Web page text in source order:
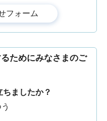
ためにみなさまのご
ましたか？